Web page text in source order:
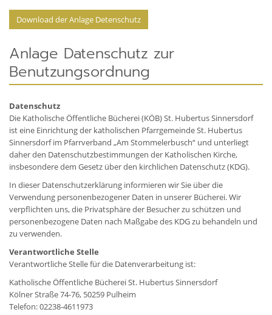
Download der Anlage Detenschutz
Anlage Datenschutz zur
Benutzungsordnung
Datenschutz
Die Katholische Öffentliche Bücherei (KÖB) St. Hubertus Sinnersdorf
ist eine Einrichtung der katholischen Pfarrgemeinde St. Hubertus
Sinnersdorf im Pfarrverband „Am Stommelerbusch“ und unterliegt
daher den Datenschutzbestimmun­gen der Katholischen Kirche,
insbesondere dem Gesetz über den kirchlichen Datenschutz (KDG).
In dieser Datenschutzerklärung informieren wir Sie über die
Verwendung personenbezogener Daten in unserer Bücherei. Wir
verpflichten uns, die Privatsphäre der Besucher zu schützen und
personenbezogene Daten nach Maßgabe des KDG zu behandeln und
zu verwenden.
Verantwortliche Stelle
Verantwortliche Stelle für die Datenverarbeitung ist:
Katholische Öffentliche Bücherei St. Hubertus Sinnersdorf
Kölner Straße 74-76, 50259 Pulheim
Telefon: 02238-4611973